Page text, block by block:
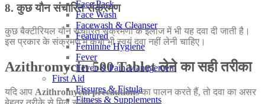
Face Pack
Face Wash
Facewash & Cleanser
Featured
Feminine Hygiene
Fever
Fever & Pain Management
First Aid
Fissures & Fistula
Fitness & Supplements
8. कुछ यौन संचारित संक्रमण
कुछ बैक्टीरियल यौन संचारित संक्रमणों के इलाज में भी यह दवा दी जाती है।
इस प्रकार के संक्रमण में कभी भी स्वयं दवा नहीं लेनी चाहिए।
Azithromycin 500 Tablet लेने का सही तरीका
यदि आप Azithromycin precautionsका पालन करते हैं, तो दवा का असर